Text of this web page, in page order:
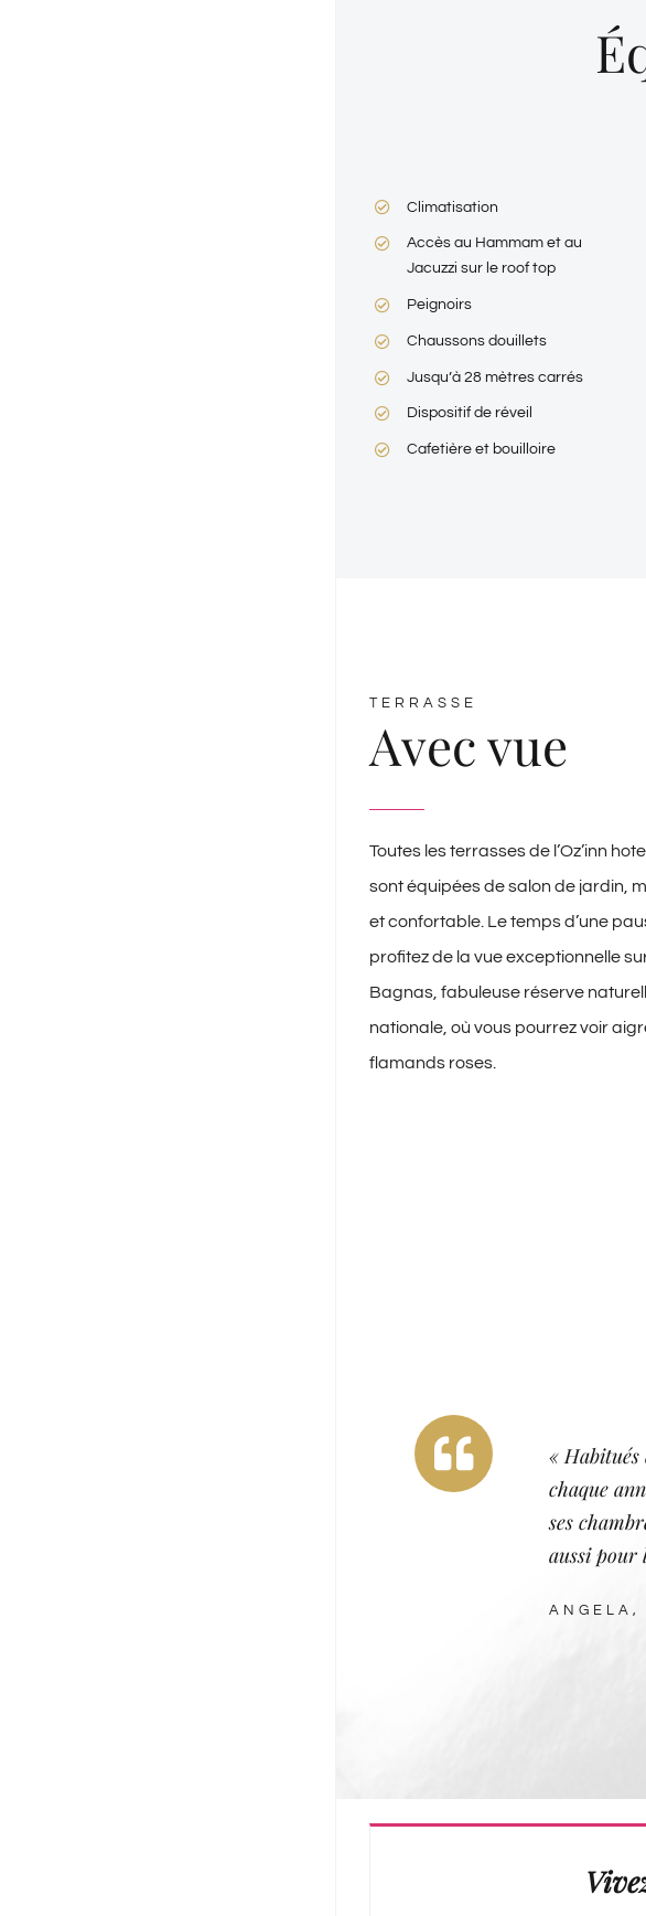
Climatisation
Accès au Hammam et au
Jacuzzi sur le roof top
Peignoirs
Chaussons douillets
Jusqu’à 28 mètres carrés
Dispositif de réveil
Cafetière et bouilloire
TERRASSE
Avec vue
Toutes les terrasses de l’Oz’inn
sont équipées de salon de jardin,
et confortable. Le temps d’une
profitez de la vue exceptionnelle
Bagnas, fabuleuse réserve
nationale, où vous pourrez voir
flamands roses.
« Habitués
chaque
ses
aussi pour
ANGELA,